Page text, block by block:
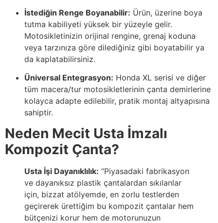
İstediğin Renge Boyanabilir: Ürün, üzerine boya
tutma kabiliyeti yüksek bir yüzeyle gelir.
Motosikletinizin orijinal rengine, grenaj koduna
veya tarzınıza göre dilediğiniz gibi boyatabilir ya
da kaplatabilirsiniz.
Üniversal Entegrasyon: Honda XL serisi ve diğer
tüm macera/tur motosikletlerinin çanta demirlerine
kolayca adapte edilebilir, pratik montaj altyapısına
sahiptir.
Neden Mecit Usta İmzalı
Kompozit Çanta?
Usta İşi Dayanıklılık: “Piyasadaki fabrikasyon
ve dayanıksız plastik çantalardan sıkılanlar
için, bizzat atölyemde, en zorlu testlerden
geçirerek ürettiğim bu kompozit çantalar hem
bütçenizi korur hem de motorunuzun